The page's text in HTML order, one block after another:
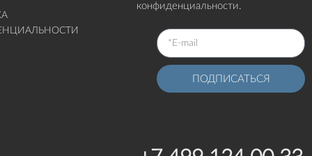
конфиденциальности.
ПОДПИСАТЬСЯ